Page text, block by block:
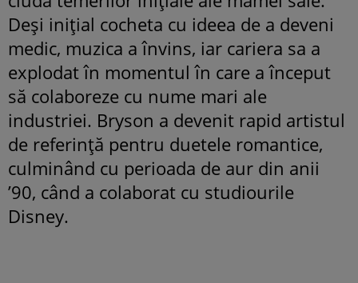
Deși inițial cocheta cu ideea de a deveni
medic, muzica a învins, iar cariera sa a
explodat în momentul în care a început
să colaboreze cu nume mari ale
industriei. Bryson a devenit rapid artistul
de referință pentru duetele romantice,
culminând cu perioada de aur din anii
’90, când a colaborat cu studiourile
Disney.